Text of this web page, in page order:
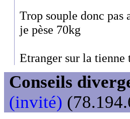
Trop souple donc pas
je pèse 70kg
Etranger sur la
Conseils
(invité)